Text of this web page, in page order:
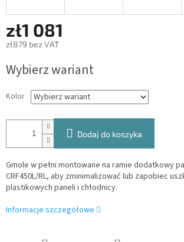
zł1 081
zł879 bez VAT
jednostkowa:
Wybierz wariant
Kolor
Dodaj do koszyka
Gmole w pełni montowane na ramie dodatkowy
CRF450L/RL, aby zminimalizować lub zapobiec
plastikowych paneli i chłodnicy.
Informacje szczegółowe